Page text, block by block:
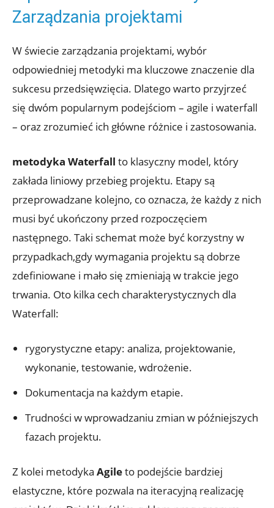
Zarządzania projektami
W świecie zarządzania projektami, wybór
odpowiedniej metodyki ma kluczowe znaczenie dla
sukcesu przedsięwzięcia. Dlatego warto przyjrzeć
się dwóm popularnym podejściom – agile i waterfall
– oraz zrozumieć ich główne różnice i zastosowania.
metodyka Waterfall to klasyczny model, który
zakłada liniowy przebieg projektu. Etapy są
przeprowadzane kolejno, co oznacza, że każdy z nich
musi być ukończony przed rozpoczęciem
następnego. Taki schemat może być korzystny w
przypadkach,gdy wymagania projektu są dobrze
zdefiniowane i mało się zmieniają w trakcie jego
trwania. Oto kilka cech charakterystycznych dla
Waterfall:
rygorystyczne etapy: analiza, projektowanie,
wykonanie, testowanie, wdrożenie.
Dokumentacja na każdym etapie.
Trudności w wprowadzaniu zmian w późniejszych
fazach projektu.
Z kolei metodyka Agileto podejście bardziej
elastyczne, które pozwala na iteracyjną realizację